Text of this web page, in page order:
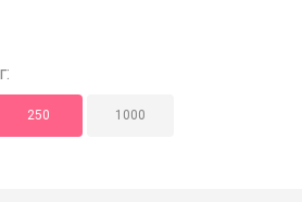
250 1000